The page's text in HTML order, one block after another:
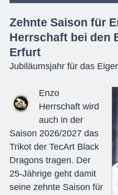
Zehnte Saison für
Herrschaft bei den
Erfurt
Jubiläumsjahr für das
Enzo
Herrschaft wird
auch in der
Saison 2026/2027 das
Trikot der TecArt Black
Dragons tragen. Der
25-Jährige geht damit
seine zehnte Saison für